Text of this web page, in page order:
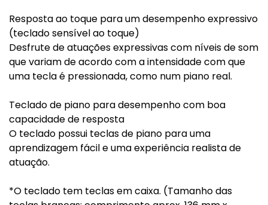
Resposta ao toque para um desempenho expressivo
(teclado sensível ao toque)
Desfrute de atuações expressivas com níveis de som
que variam de acordo com a intensidade com que
uma tecla é pressionada, como num piano real.
Teclado de piano para desempenho com boa
capacidade de resposta
O teclado possui teclas de piano para uma
aprendizagem fácil e uma experiência realista de
atuação.
*O teclado tem teclas em caixa. (Tamanho das